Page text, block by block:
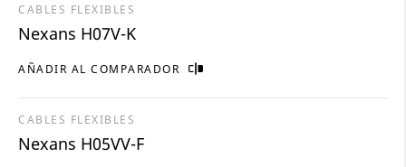
AÑADIR AL COMPARADOR
CABLES FLEXIBLES
Nexans H07V-K
CABLES FLEXIBLES
Nexans H05VV-F